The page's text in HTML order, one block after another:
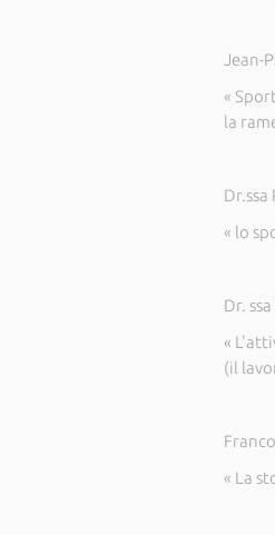
Jean-
«
la
« lo
Dr.
«
(il
« La